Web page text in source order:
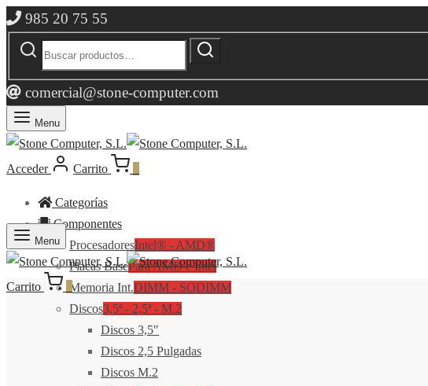
985 20 75 55
Buscar
Buscar
comercial@stone-computer.com
Menu
Acceder Carrito
Categorías
Componentes
ProcesadoresIntel® - AMD®
Placas BasePara AMD e Intel
Memoria Int.DIMM - SODIMM
Discos3,5ª - 2,5ª - M.2
Discos 3,5″
Discos 2,5 Pulgadas
Discos M.2
Menu
Carrito